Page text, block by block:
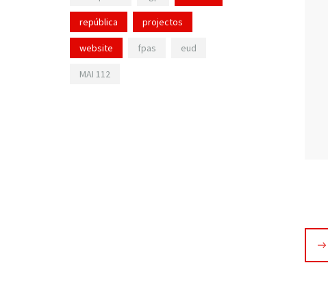
república projectos
website fpas eud
MAI 112